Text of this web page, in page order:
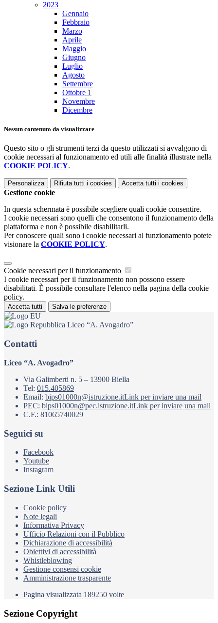
2023
Gennaio
Febbraio
Marzo
Aprile
Maggio
Giugno
Luglio
Agosto
Settembre
Ottobre 1
Novembre
Dicembre
Nessun contenuto da visualizzare
Questo sito o gli strumenti terzi da questo utilizzati si avvalgono di
cookie necessari al funzionamento ed utili alle finalità illustrate nella
COOKIE POLICY.
Personalizza Rifiuta tutti i cookies Accetta tutti i cookies
Gestione cookie
In questa schermata è possibile scegliere quali cookie consentire.
I cookie necessari sono quelli che consentono il funzionamento della
piattaforma e non è possibile disabilitarli.
Per conoscere quali sono i cookie necessari al funzionamento potete
visionare la COOKIE POLICY.
Cookie necessari per il funzionamento
I cookie necessari per il funzionamento non possono essere
disabilitati. È possibile consultare l'elenco nella pagina della cookie
policy.
Accetta tutti Salva le preferenze
Liceo “A. Avogadro”
Contatti
Liceo “A. Avogadro”
Via Galimberti n. 5 – 13900 Biella
Tel: 015.405869
Email: bips01000n@istruzione.itLink per inviare una mail
PEC: bips01000n@pec.istruzione.itLink per inviare una mail
C.F.: 81065740029
Seguici su
Facebook
Youtube
Instagram
Sezione Link Utili
Cookie policy
Note legali
Informativa Privacy
Ufficio Relazioni con il Pubblico
Dichiarazione di accessibilità
Obiettivi di accessibilità
Whistleblowing
Gestione consensi cookie
Amministrazione trasparente
Pagina visualizzata 189250 volte
Sezione Copyright